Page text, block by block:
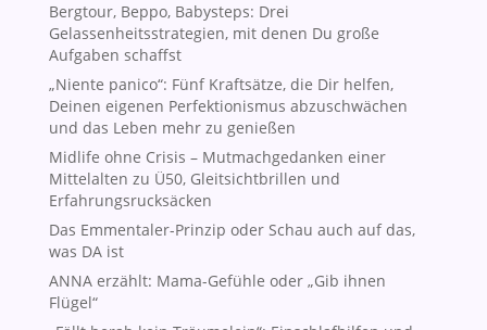
Bergtour, Beppo, Babysteps: Drei
Gelassenheitsstrategien, mit denen Du große
Aufgaben schaffst
„Niente panico“: Fünf Kraftsätze, die Dir helfen,
Deinen eigenen Perfektionismus abzuschwächen
und das Leben mehr zu genießen
Midlife ohne Crisis – Mutmachgedanken einer
Mittelalten zu Ü50, Gleitsichtbrillen und
Erfahrungsrucksäcken
Das Emmentaler-Prinzip oder Schau auch auf das,
was DA ist
ANNA erzählt: Mama-Gefühle oder „Gib ihnen
Flügel“